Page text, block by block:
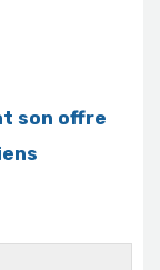
son offre